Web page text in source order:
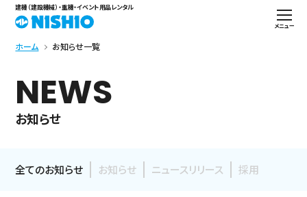
建機（建設機械）・重機・イベント用品レンタル
メニュー
ホーム お知らせ一覧
NEWS
お知らせ
全てのお知らせ お知らせ ニュースリリース 採用